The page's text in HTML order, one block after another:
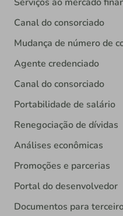
Canal do consorciado
Mudança de número de
Agente credenciado
Canal do consorciado
Portabilidade de salário
Renegociação de dívidas
Análises econômicas
Promoções e parcerias
Portal do desenvolvedor
Documentos para